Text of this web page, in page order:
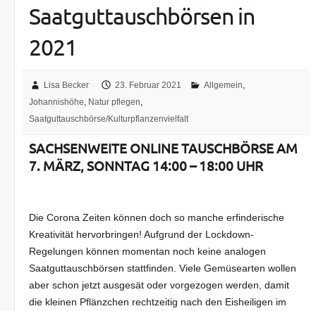
Saatguttauschbörsen in
2021
Lisa Becker 23. Februar 2021 Allgemein,
Johannishöhe, Natur pflegen,
Saatguttauschbörse/Kulturpflanzenvielfalt
SACHSENWEITE ONLINE TAUSCHBÖRSE AM
7. MÄRZ, SONNTAG 14:00 – 18:00 UHR
Die Corona Zeiten können doch so manche erfinderische
Kreativität hervorbringen! Aufgrund der Lockdown-
Regelungen können momentan noch keine analogen
Saatguttauschbörsen stattfinden. Viele Gemüsearten wollen
aber schon jetzt ausgesät oder vorgezogen werden, damit
die kleinen Pflänzchen rechtzeitig nach den Eisheiligen im